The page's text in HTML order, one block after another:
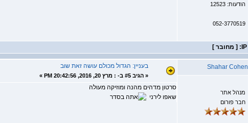
הודעות: 12523
052-3770519
Shahar Cohen
מנהל אתר
חבר פורום
בעניין: הגדול מכולם עושה זאת שוב
« הגיב #5 ב- : מרץ 20, 2016, 20:42:56 PM »
סרטון מדהים מהנה ומוזיקה מעולה
שאפו לירני